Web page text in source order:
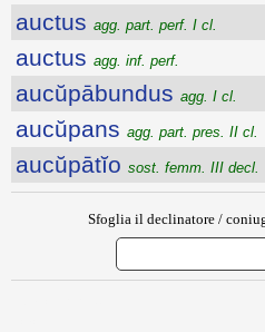
auctus agg. part. perf. I cl.
auctus agg. inf. perf.
aucŭpābundus agg. I cl.
aucŭpans agg. part. pres. II cl.
aucŭpātĭo sost. femm. III decl.
Sfoglia il declinatore /